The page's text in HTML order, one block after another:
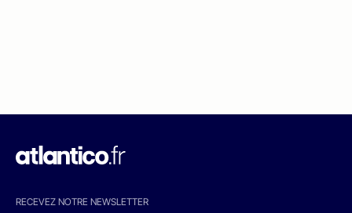
RECEVEZ NOTRE NEWSLETTER